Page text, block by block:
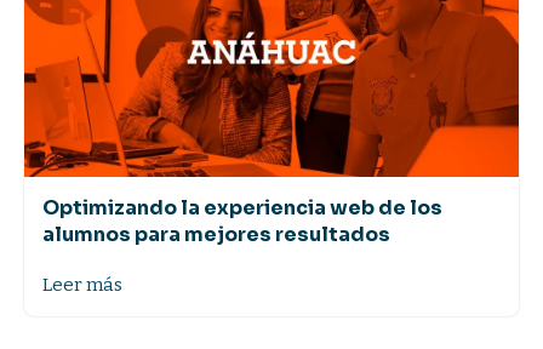
Optimizando la experiencia web de los
alumnos para mejores resultados
Leer más